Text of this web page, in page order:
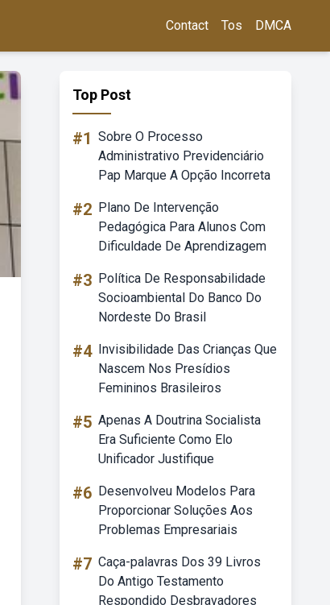
Contact Tos DMCA
Top Post
#1 Sobre O Processo
Administrativo Previdenciário
Pap Marque A Opção Incorreta
#2 Plano De Intervenção
Pedagógica Para Alunos Com
Dificuldade De Aprendizagem
#3 Política De Responsabilidade
Socioambiental Do Banco Do
Nordeste Do Brasil
#4 Invisibilidade Das Crianças Que
Nascem Nos Presídios
Femininos Brasileiros
#5 Apenas A Doutrina Socialista
Era Suficiente Como Elo
Unificador Justifique
#6 Desenvolveu Modelos Para
Proporcionar Soluções Aos
Problemas Empresariais
#7 Caça-palavras Dos 39 Livros
Do Antigo Testamento
Respondido Desbravadores